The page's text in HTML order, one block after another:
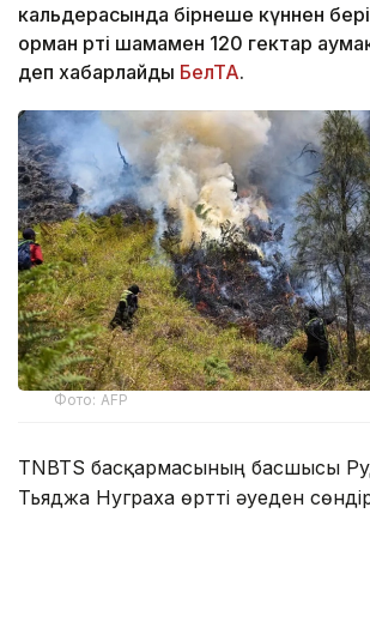
кальдерасында бірнеше күннен бері
орман өрті шамамен 120 гектар
деп хабарлайды БелТА.
Фото: AFP
TNBTS басқармасының басшысы
Тьяджа Нуграха өртті әуеден